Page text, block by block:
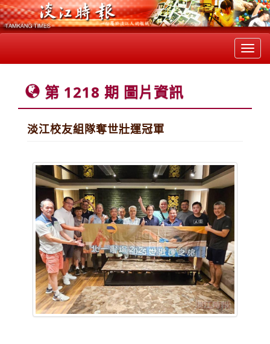
第 1218 期 圖片資訊
淡江校友組隊奪世壯運冠軍